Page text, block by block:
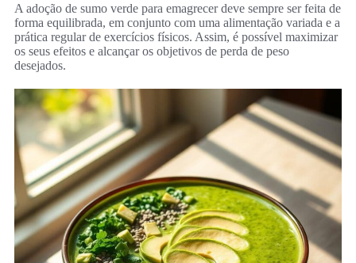
A adoção de sumo verde para emagrecer deve sempre ser feita de
forma equilibrada, em conjunto com uma alimentação variada e a
prática regular de exercícios físicos. Assim, é possível maximizar
os seus efeitos e alcançar os objetivos de perda de peso
desejados.